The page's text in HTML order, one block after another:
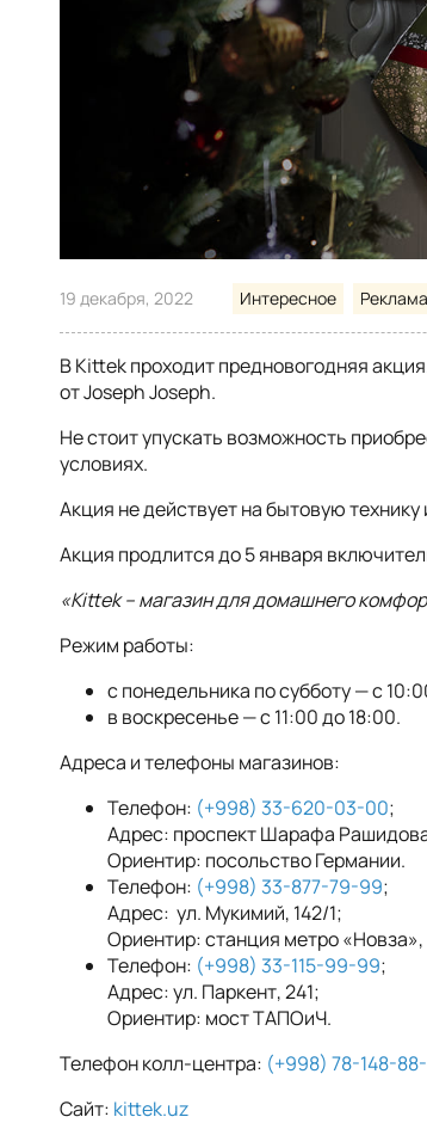
19 декабря, 2022 Интересное Реклама
В Kittek проходит предновогодняя
от Joseph Joseph.
Не стоит упускать возможность
условиях.
Акция не действует на бытовую
Акция продлится до 5 января
«Kittek – магазин для домашнего
Режим работы:
с понедельника по субботу — с
в воскресенье — с 11:00 до 18:00.
Адреса и телефоны магазинов:
Телефон: (+998) 33-620-03-00;
Адрес: проспект Шарафа
Ориентир: посольство Германии.
Телефон: (+998) 33-877-79-99;
Адрес: ул. Мукимий, 142/1;
Ориентир: станция метро
Телефон: (+998) 33-115-99-99;
Адрес: ул. Паркент, 241;
Ориентир: мост ТАПОиЧ.
Телефон колл-центра: (+998) 78-148-
Сайт: kittek.uz